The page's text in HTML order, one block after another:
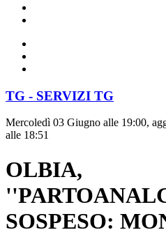
TG - SERVIZI TG
Mercoledì 03 Giugno alle 19:00,
alle 18:51
OLBIA,
SOSPESO: